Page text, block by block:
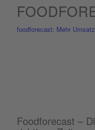
foodforecast: Mehr
Foodforecast –